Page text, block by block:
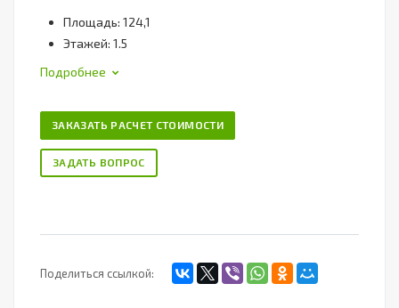
Площадь: 124,1
Этажей: 1.5
Подробнее
ЗАКАЗАТЬ РАСЧЕТ СТОИМОСТИ
ЗАДАТЬ ВОПРОС
Поделиться ссылкой: